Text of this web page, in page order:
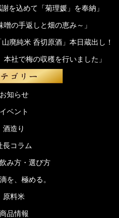
を込めて「菊理媛」を奉納」
噌の手返しと畑の恵み～」
廃純米 呑切原酒」本日蔵出し！
本社で梅の収穫を行いました」
お知らせ
イベント
酒造り
長コラム
み方・選び方
を、極める。
原料米
商品情報